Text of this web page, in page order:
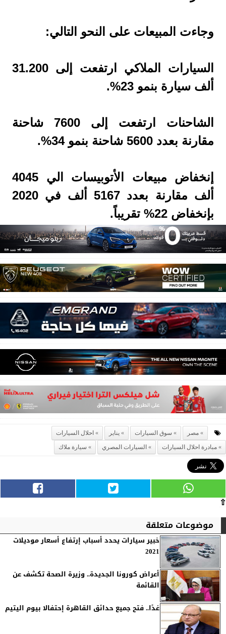
وجاءت المبيعات على النحو التالي:
السيارات الملاكي ارتفعت إلى 31.200
ألف سيارة بنمو 23%.
الشاحنات ارتفعت إلى 7600 شاحنة
مقارنة بعدد 5600 شاحنة بنمو 34%.
إنخفاض مبيعات الأتوبيسات الي 4045
ألف مقارنة بعدد 5167 ألف في 2020
بإنخفاض 22% تقريباً.
مصر سوق السيارات يناير
احلال السيارات
مبادرة احلال السيارات
السيارات المصري سيارة ملاك
⇧
موضوعات متعلقة
خبير سيارات يحدد أسباب إرتفاع أسعار موديلات
2021
أعراض كورونا الجديدة.. وزيرة الصحة تكشف عن
القائمة
غدًا.. فتح جميع حدائق القاهرة إحتفالا بيوم اليتيم